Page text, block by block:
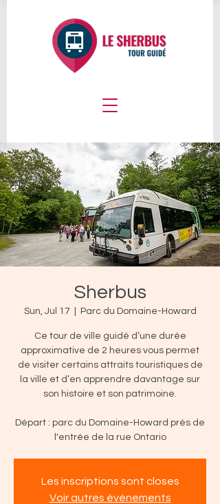
Sherbus
Sun, Jul 17 Parc du Domaine-Howard
Ce tour de ville guidé d’une durée
approximative de 2 heures vous permet
de visiter certains attraits touristiques de
la ville et d’en apprendre davantage sur
son histoire et son patrimoine.
Départ : parc du Domaine-Howard près de
l'entrée de la rue Ontario
Les inscriptions sont closes
Voir autres événements